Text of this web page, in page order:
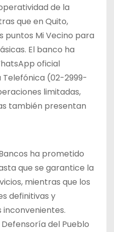
de la
que en Quito,
puntos Mi Vecino para
El banco ha
oficial
Telefónica (02-2999-
limitadas,
también presentan
ha prometido
que se garantice la
mientras que los
definitivas y
del Pueblo